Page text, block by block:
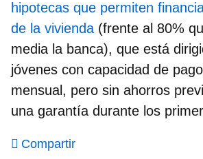
hipotecas que permiten
de la vivienda (frente al 80%
media la banca), que está
jóvenes con capacidad de
mensual, pero sin ahorros
una garantía durante los
Compartir